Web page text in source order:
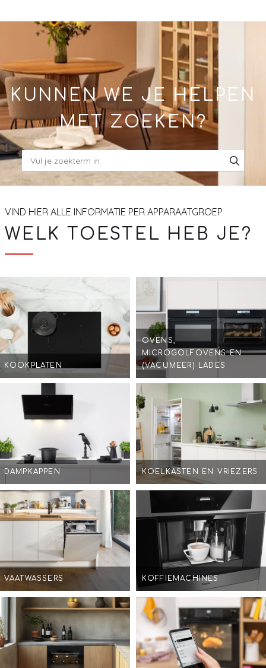
to
KUNNEN WE JE HELPEN
MET ZOEKEN?
VIND HIER ALLE INFORMATIE PER APPARAATGROEP
WELK TOESTEL HEB JE?
KOOKPLATEN
OVENS,
MICROGOLFOVENS EN
(VACUMEER) LADES
DAMPKAPPEN KOELKASTEN EN VRIEZERS
VAATWASSERS KOFFIEMACHINES